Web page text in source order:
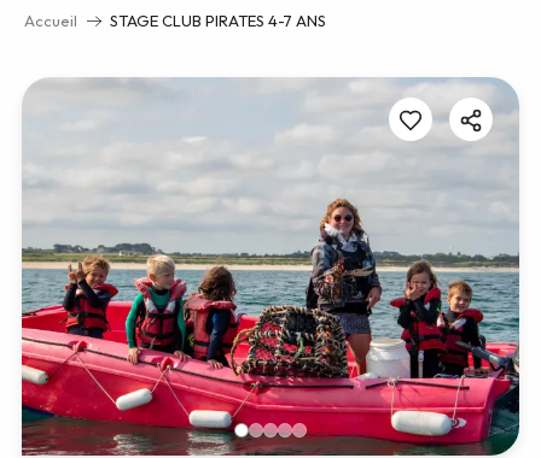
Accueil STAGE CLUB PIRATES 4-7 ANS